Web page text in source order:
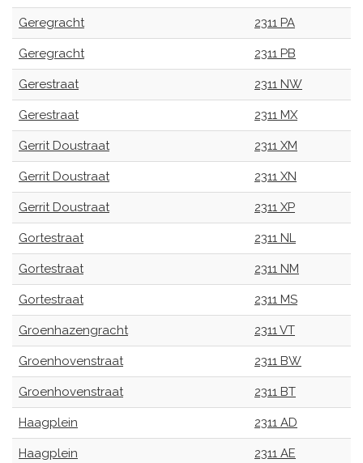
Geregracht 2311 PA
Geregracht 2311 PB
Gerestraat 2311 NW
Gerestraat 2311 MX
Gerrit Doustraat 2311 XM
Gerrit Doustraat 2311 XN
Gerrit Doustraat 2311 XP
Gortestraat 2311 NL
Gortestraat 2311 NM
Gortestraat 2311 MS
Groenhazengracht 2311 VT
Groenhovenstraat 2311 BW
Groenhovenstraat 2311 BT
Haagplein 2311 AD
Haagplein 2311 AE